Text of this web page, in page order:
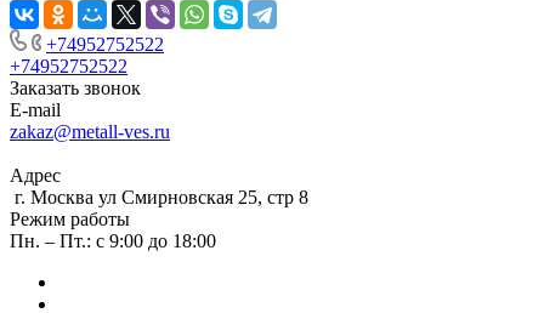
+74952752522
+74952752522
Заказать звонок
E-mail
zakaz@metall-ves.ru
Адрес
г. Москва ул Смирновская 25, стр 8
Режим работы
Пн. – Пт.: с 9:00 до 18:00